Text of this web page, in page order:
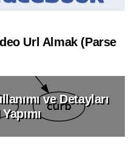
Url Almak (Parse
ve Detayları